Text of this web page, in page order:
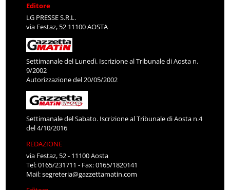
Editore
LG PRESSE S.R.L.
via Festaz, 52 11100 AOSTA
Settimanale del Lunedì. Iscrizione al Tribunale di Aosta n.
9/2002
Autorizzazione del 20/05/2002
Settimanale del Sabato. Iscrizione al Tribunale di Aosta n.4
del 4/10/2016
REDAZIONE
via Festaz, 52 - 11100 Aosta
Tel: 0165/231711 - Fax: 0165/1820141
Mail:segreteria@gazzettamatin.com